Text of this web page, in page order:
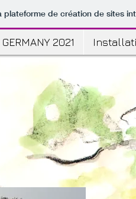
plateforme de création de sites
2021